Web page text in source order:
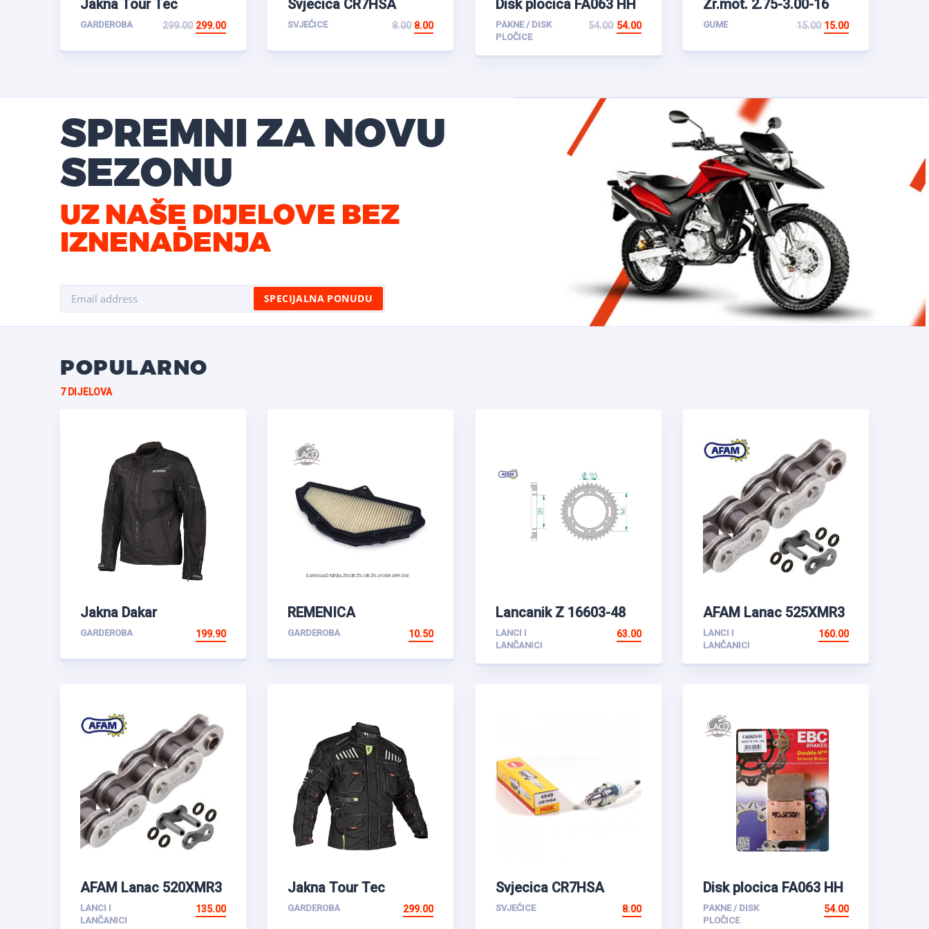
Jakna Tour Tec
GARDEROBA 299.00
299.00
Svjecica CR7HSA
SVJEĆICE 8.00
8.00
Disk plocica FA063 HH
PAKNE / DISK
PLOČICE
54.00
54.00
Zr.mot. 2.75-3.00-16
GUME 15.00
15.00
SPREMNI ZA NOVU
SEZONU
UZ NAŠE DIJELOVE BEZ
IZNENAĐENJA
POPULARNO
7 DIJELOVA
Jakna Dakar
GARDEROBA 199.90
REMENICA
GARDEROBA 10.50
Lancanik Z 16603-48
LANCI I
LANČANICI
63.00
AFAM Lanac 525XMR3
120L
LANCI I
LANČANICI
160.00
AFAM Lanac 520XMR3
116L
LANCI I
LANČANICI
135.00
Jakna Tour Tec
GARDEROBA 299.00
Svjecica CR7HSA
SVJEĆICE 8.00
Disk plocica FA063 HH
PAKNE / DISK
PLOČICE
54.00